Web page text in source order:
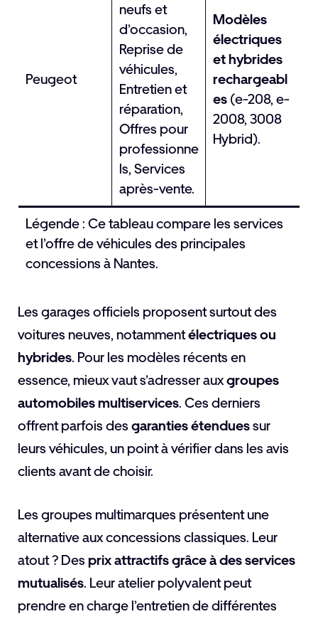
Peugeot
neufs et
d’occasion,
Reprise de
véhicules,
Entretien et
réparation,
Offres pour
professionne
ls, Services
après-vente.
Modèles
électriques
et hybrides
rechargeabl
es(e-208, e-
2008, 3008
Hybrid).
Légende : Ce tableau compare les services
et l’offre de véhicules des principales
concessions à Nantes.
Les garages officiels proposent surtout des
voitures neuves, notammentélectriques ou
hybrides. Pour les modèles récents en
essence, mieux vaut s’adresser auxgroupes
automobiles multiservices. Ces derniers
offrent parfois des garanties étenduessur
leurs véhicules, un point à vérifier dans les avis
clients avant de choisir.
Les groupes multimarques présentent une
alternative aux concessions classiques. Leur
atout ? Des prix attractifs grâce à des services
mutualisés. Leur atelier polyvalent peut
prendre en charge l’entretien de différentes